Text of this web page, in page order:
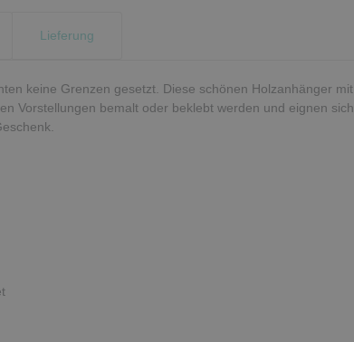
Lieferung
keine Grenzen gesetzt. Diese schönen Holzanhänger mit
Vorstellungen bemalt oder beklebt werden und eignen sich